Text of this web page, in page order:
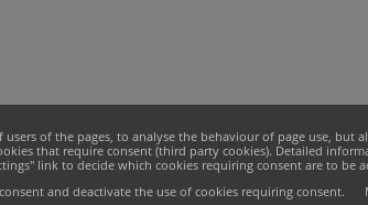
of the pages, to analyse the behaviour of page use, but
that require consent (third party cookies). Detailed
link to decide which cookies requiring consent are to be
and deactivate the use of cookies requiring consent.